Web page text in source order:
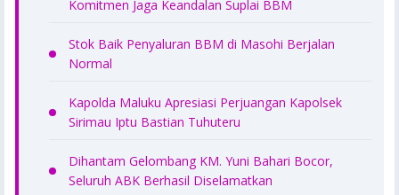
Komitmen Jaga Keandalan Suplai BBM
Stok Baik Penyaluran BBM di Masohi Berjalan
Normal
Kapolda Maluku Apresiasi Perjuangan Kapolsek
Sirimau Iptu Bastian Tuhuteru
Dihantam Gelombang KM. Yuni Bahari Bocor,
Seluruh ABK Berhasil Diselamatkan